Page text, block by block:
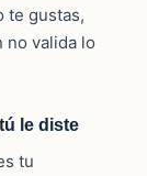
te gustas,
no valida lo
le diste
tu